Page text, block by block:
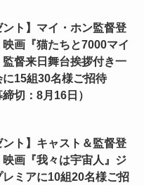
ント】マイ・ホン監督登
画『猫たちと7000マイ
監督来日舞台挨拶付き一
15組30名様ご招待
切：8月16日）
ント】キャスト＆監督登
画『我々は宇宙人』ジ
レミアに10組20名様ご招